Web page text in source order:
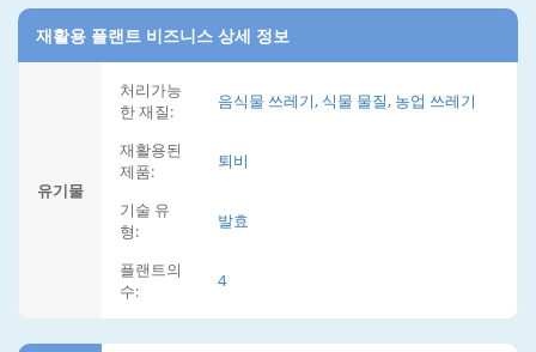
재활용 플랜트 비즈니스 상세 정보
유기물
처리가능
한 재질:
음식물 쓰레기, 식물 물질, 농업 쓰레기
재활용된
제품:
퇴비
기술 유
형:
발효
플랜트의
수:
4